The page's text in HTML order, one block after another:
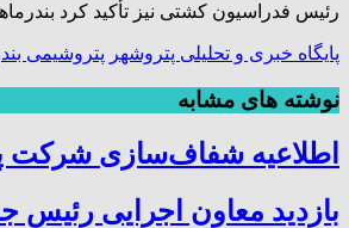
رئیس فدراسیون کشتی نیز تأکید کرد
پایگاه خبری و تحلیلی پتروشهر پتروشیمی
نوشته های مشابه
اطلاعیه شفاف‌سازی شرکت
بازدید معاون اجرایی رئیس